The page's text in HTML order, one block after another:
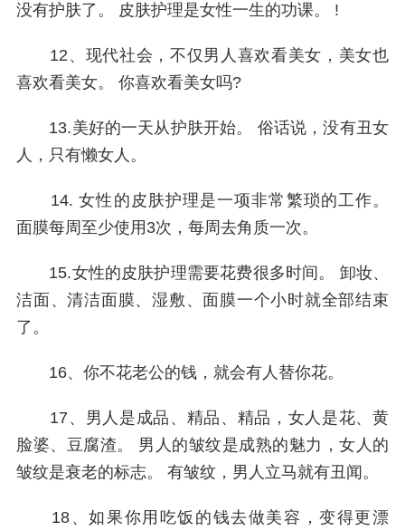
没有护肤了。 皮肤护理是女性一生的功课。 !
12、现代社会，不仅男人喜欢看美女，美女也
喜欢看美女。 你喜欢看美女吗?
13.美好的一天从护肤开始。 俗话说，没有丑女
人，只有懒女人。
14. 女性的皮肤护理是一项非常繁琐的工作。
面膜每周至少使用3次，每周去角质一次。
15.女性的皮肤护理需要花费很多时间。 卸妆、
洁面、清洁面膜、湿敷、面膜一个小时就全部结束
了。
16、你不花老公的钱，就会有人替你花。
17、男人是成品、精品、精品，女人是花、黄
脸婆、豆腐渣。 男人的皱纹是成熟的魅力，女人的
皱纹是衰老的标志。 有皱纹，男人立马就有丑闻。
18、如果你用吃饭的钱去做美容，变得更漂